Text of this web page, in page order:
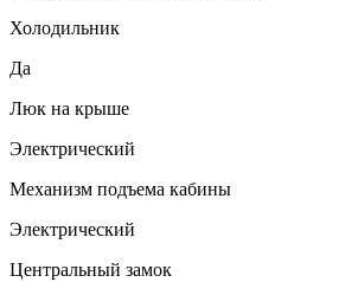
Холодильник
Да
Люк на крыше
Электрический
Механизм подъема кабины
Электрический
Центральный замок